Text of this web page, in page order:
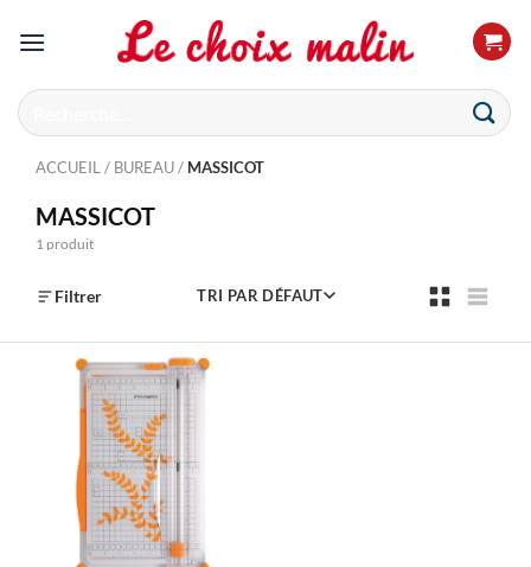
Recherche
pour :
ACCUEIL / BUREAU/ MASSICOT
MASSICOT
1 produit
Filtrer TRI PAR DÉFAUT